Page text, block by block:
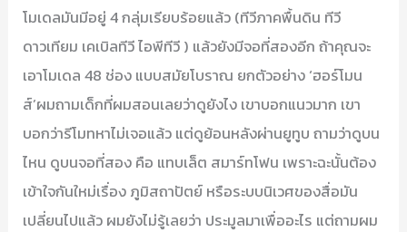
โมเดลมันมีอยู่ 4 กลุ่มเรียบร้อยแล้ว (ทีวีภาคพื้นดิน ทีวี
ดาวเทียม เคเบิลทีวี ไอพีทีวี ) แล้วยังมีจอที่สองอีก ถ้าคุณจะ
เอาโมเดล 48 ช่อง แบบสมัยโบราณ ยกตัวอย่าง ‘ฮอร์โมน
ส์’ผมถามเด็กที่ผมสอนเลยว่าดูยังไง เขาบอกแนวมาก เขา
บอกว่ารีโมทหาไม่เจอแล้ว แต่ดูย้อนหลังผ่านยูทูบ ถามว่าดูบน
ไหน ดูบนจอที่สอง คือ แทบเล็ต สมาร์ทโฟน เพราะฉะนั้นต้อง
เข้าใจกันใหม่เรื่อง ภูมิสถาปัตย์ หรือระบบนิเวศของสื่อมัน
เปลี่ยนไปแล้ว ผมยังไม่รู้เลยว่า ประมูลมาเพื่ออะไร แต่ถามผม